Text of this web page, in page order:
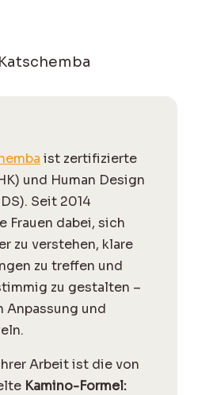
ist zertifizierte
und Human Design
Seit 2014
Frauen dabei, sich
zu verstehen, klare
zu treffen und
zu gestalten –
Anpassung und
Arbeit ist die von
Kamino-Formel: